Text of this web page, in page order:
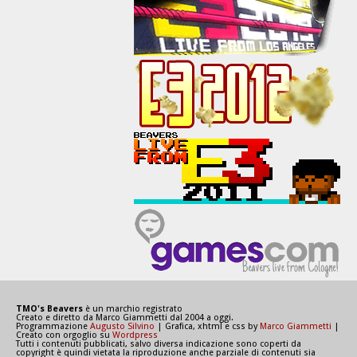
TMO's Beavers è un marchio registrato
Creato e diretto da Marco Giammetti dal 2004 a oggi.
Programmazione Augusto Silvino | Grafica, xhtml e css byMarco Giammetti
Creato con orgoglio su Wordpress
Tutti i contenuti pubblicati, salvo diversa indicazione sono coperti da
copyright è quindi vietata la riproduzione anche parziale di contenuti sia